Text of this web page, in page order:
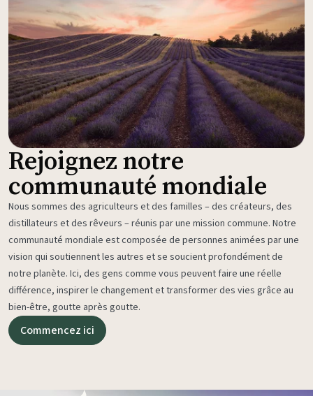
Rejoignez notre
communauté mondiale
Nous sommes des agriculteurs et des familles – des créateurs, des
distillateurs et des rêveurs – réunis par une mission commune. Notre
communauté mondiale est composée de personnes animées par une
vision qui soutiennent les autres et se soucient profondément de
notre planète. Ici, des gens comme vous peuvent faire une réelle
différence, inspirer le changement et transformer des vies grâce au
bien-être, goutte après goutte.
Commencez ici